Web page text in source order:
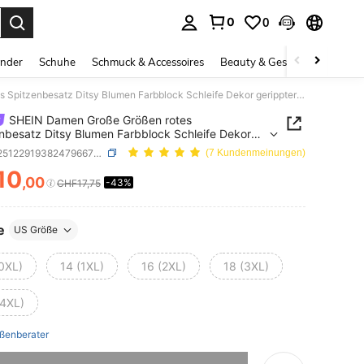
0 0
Schuhe Schmuck & Accessoires Beauty & Gesundheit
SHEIN Damen Große Größen rotes Spitzenbesatz Ditsy Blumen Farbblock Schleife Dekor gerippter Milchseide Stoff Kurzarm Hose, Lässig romantischer Pyjama Set
SHEIN Damen Große Größen rotes
Ditsy Blumen Farbblock Schleife Dekor
Milchseide Stoff Kurzarm Hose, Lässig
Pyjama Set
SKU: si251229193824796677668 (7 Kundenmeinungen)
AND AVAILABILITY
,00 CHF17,75 -43%
US Größe
14 (1XL) 16 (2XL) 18 (3XL)